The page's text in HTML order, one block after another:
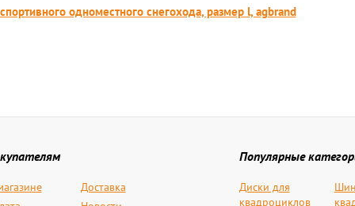
одноместного снегохода, размер l, agbrand
Доставка
Популярные
Диски для
квадроциклов